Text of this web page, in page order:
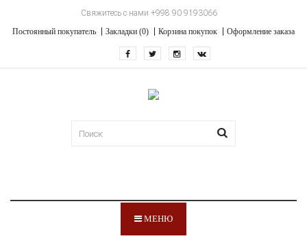
Свяжитесь с нами +998 90 9193066
Постоянный покупатель
Закладки (0) Корзина покупок Оформление заказа
МЕНЮ